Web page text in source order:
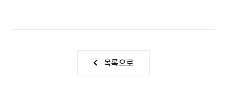
목록으로